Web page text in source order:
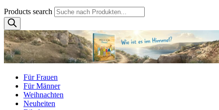
Products search
Für Frauen
Für Männer
Weihnachten
Neuheiten